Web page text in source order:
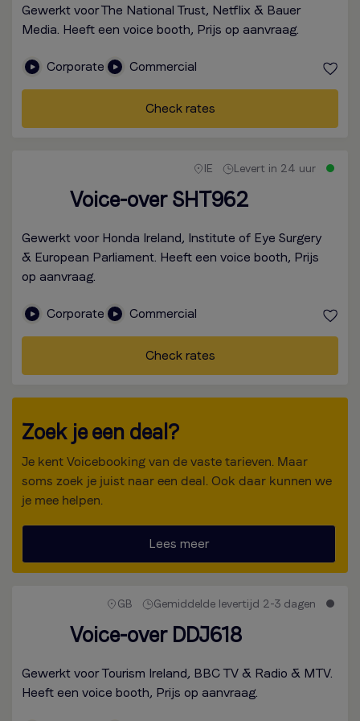
Gewerkt voor The National Trust, Netflix & Bauer
Media. Heeft een voice booth, Prijs op aanvraag.
Corporate Commercial
Check rates
IE Levert in 24 uur
Voice-over SHT962
Gewerkt voor Honda Ireland, Institute of Eye Surgery
& European Parliament. Heeft een voice booth, Prijs
op aanvraag.
Corporate Commercial
Check rates
Zoek je een deal?
Je kent Voicebooking van de vaste tarieven. Maar
soms zoek je juist naar een deal. Ook daar kunnen we
je mee helpen.
Lees meer
GB Gemiddelde levertijd 2-3 dagen
Voice-over DDJ618
Gewerkt voor Tourism Ireland, BBC TV & Radio & MTV.
Heeft een voice booth, Prijs op aanvraag.